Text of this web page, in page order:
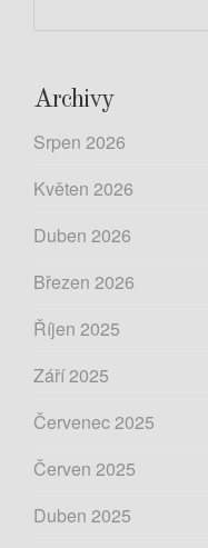
Archivy
Srpen 2026
Květen 2026
Duben 2026
Březen 2026
Říjen 2025
Září 2025
Červenec 2025
Červen 2025
Duben 2025